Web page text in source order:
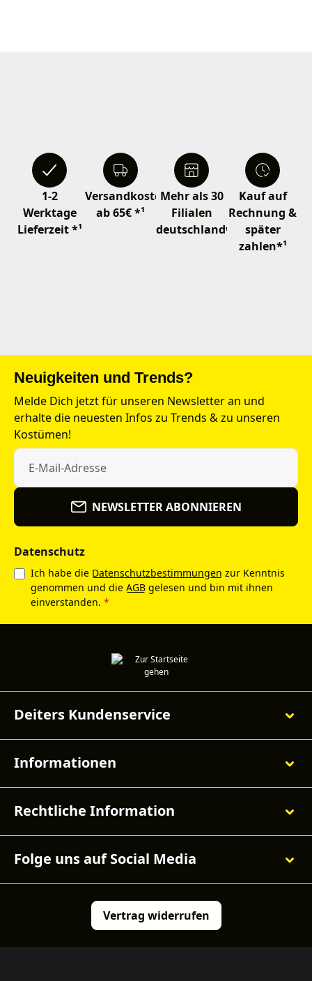
1-2
Werktage
Lieferzeit *¹
Versandkostenfrei
ab 65€ *¹
Mehr als 30
Filialen
deutschlandweit
Kauf auf
Rechnung &
später
zahlen*¹
Neuigkeiten und Trends?
Melde Dich jetzt für unseren Newsletter an und
erhalte die neuesten Infos zu Trends & zu unseren
Kostümen!
NEWSLETTER ABONNIEREN
Datenschutz
Ich habe die Datenschutzbestimmungen zur Kenntnis
genommen und die AGB gelesen und bin mit ihnen
einverstanden. *
Deiters Kundenservice
Informationen
Rechtliche Information
Folge uns auf Social Media
Vertrag widerrufen